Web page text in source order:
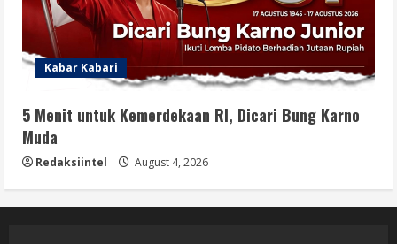
Kabar Kabari
5 Menit untuk Kemerdekaan RI, Dicari Bung Karno
Muda
Redaksiintel August 4, 2026